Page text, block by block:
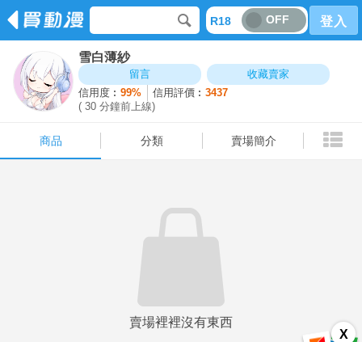
R18 OFF 登入
雪白薄紗
留言
收藏賣家
信用度︰99% 信用評價︰3437
( 30 分鐘前上線)
商品 分類 賣場簡介
X
賣場裡裡沒有東西
商品